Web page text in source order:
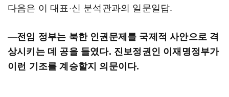
다음은 이 대표·신 분석관과의 일문일답.
―전임 정부는 북한 인권문제를 국제적 사안으로 격
상시키는 데 공을 들였다. 진보정권인 이재명정부가
이런 기조를 계승할지 의문이다.